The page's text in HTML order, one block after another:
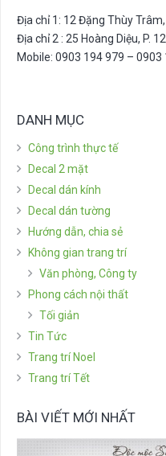
Địa chỉ 1: 12 Đặng Thùy Trâm,
Địa chỉ 2 : 25 Hoàng Diệu, P.
Mobile: 0903 194 979 –
DANH MỤC
Công trình thực tế
Decal 2 mặt
Decal dán kính
Decal dán tường
Hướng dẫn, chia sẻ
Không gian trang trí
Văn phòng, Công ty
Phong cách nội thất
Tối giản
Tin Tức
Trang trí Noel
Trang trí Tết
BÀI VIẾT MỚI NHẤT